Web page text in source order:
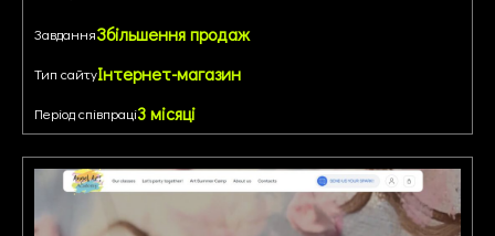
ЗавданняЗбільшення продаж
Тип сайтуІнтернет-магазин
Період співпраці3 місяці